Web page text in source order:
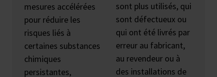
mesures accélérées
pour réduire les
risques liés à
certaines substances
chimiques
persistantes,
sont plus utilisés, qui
sont défectueux ou
qui ont été livrés par
erreur au fabricant,
au revendeur ou à
des installations de